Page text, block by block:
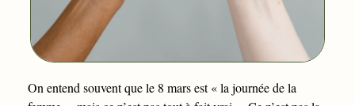
On entend souvent que le 8 mars est « la journée de la